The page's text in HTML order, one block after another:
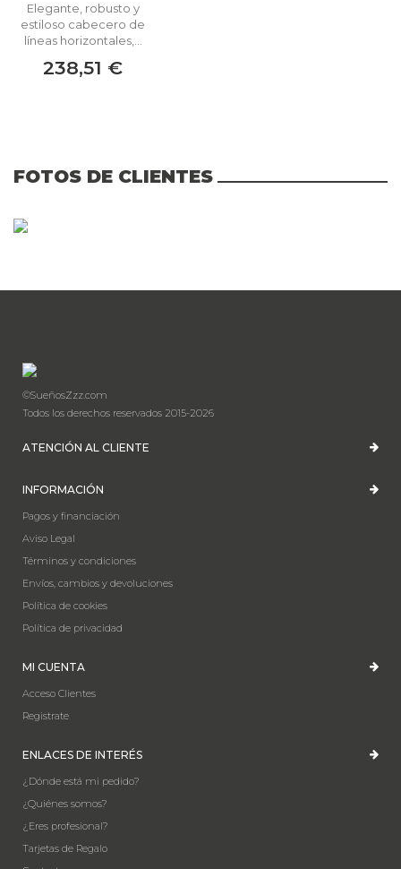
Elegante, robusto y
estiloso cabecero de
líneas horizontales,...
238,51 €
FOTOS DE CLIENTES
©SueñosZzz.com
Todos los derechos reservados 2015-2026
ATENCIÓN AL CLIENTE
INFORMACIÓN
Pagos y financiación
Aviso Legal
Términos y condiciones
Envíos, cambios y devoluciones
Política de cookies
Política de privacidad
MI CUENTA
Acceso Clientes
Registrate
ENLACES DE INTERÉS
¿Dónde está mi pedido?
¿Quiénes somos?
¿Eres profesional?
Tarjetas de Regalo